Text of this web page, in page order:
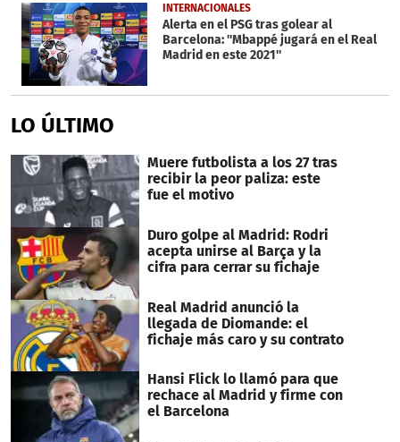
INTERNACIONALES
Alerta en el PSG tras golear al
Barcelona: ''Mbappé jugará en el Real
Madrid en este 2021''
LO ÚLTIMO
Muere futbolista a los 27 tras
recibir la peor paliza: este
fue el motivo
Duro golpe al Madrid: Rodri
acepta unirse al Barça y la
cifra para cerrar su fichaje
Real Madrid anunció la
llegada de Diomande: el
fichaje más caro y su contrato
Hansi Flick lo llamó para que
rechace al Madrid y firme con
el Barcelona